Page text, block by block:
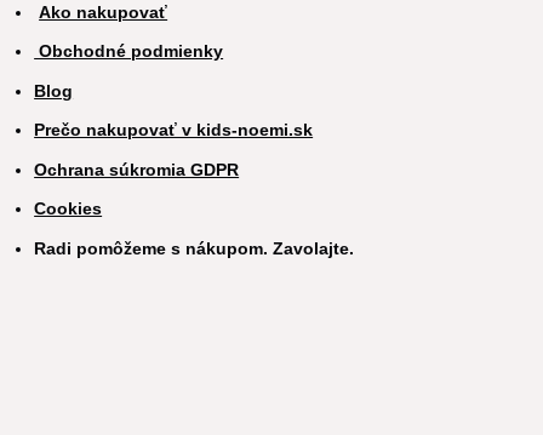
Ako nakupovať
Obchodné podmienky
Blog
Prečo nakupovať v kids-noemi.sk
Ochrana súkromia GDPR
Cookies
Radi pomôžeme s nákupom. Zavolajte.